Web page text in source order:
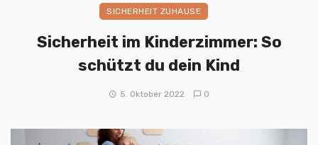
SICHERHEIT ZUHAUSE
Sicherheit im Kinderzimmer: So
schützt du dein Kind
5. Oktober 2022 0